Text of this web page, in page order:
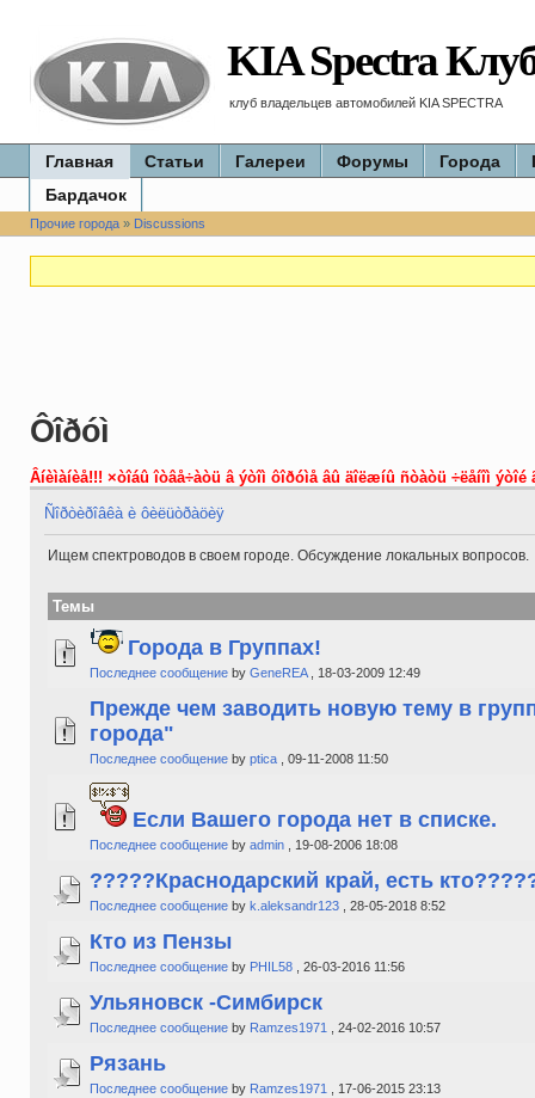
KIA Spectra
клуб владельцев автомобилей KIA SPECTRA
Главная Статьи Галереи Форумы Города
Бардачок
Прочие города» Discussions
Ôîðóì
Âíèìàíèå!!! ×òîáû îòâå÷àòü â ýòîì ôîðóìå âû äîëæíû ñòàòü ÷ëåíîì
Ñîðòèðîâêà è ôèëüòðàöèÿ
Ищем спектроводов в своем городе. Обсуждение локальных вопросов.
Темы
Города в Группах!
Последнее сообщениеby GeneREA, 18-03-2009 12:49
Прежде чем заводить новую тему в
города"
Последнее сообщениеby ptica, 09-11-2008 11:50
Если Вашего города нет в списке.
Последнее сообщениеby admin, 19-08-2006 18:08
?????Краснодарский край, есть
Последнее сообщениеby k.aleksandr123, 28-05-2018 8:52
Кто из Пензы
Последнее сообщениеby PHIL58, 26-03-2016 11:56
Ульяновск -Симбирск
Последнее сообщениеby Ramzes1971 , 24-02-2016 10:57
Рязань
Последнее сообщениеby Ramzes1971 , 17-06-2015 23:13